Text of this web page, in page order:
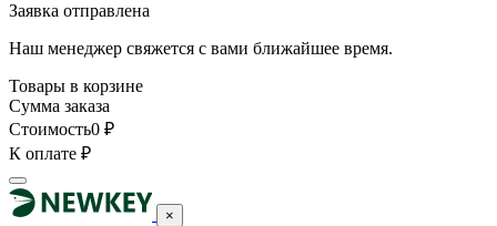
Заявка отправлена
Наш менеджер свяжется с вами ближайшее время.
Товары в корзине
Сумма заказа
Стоимость0 ₽
К оплате ₽
×